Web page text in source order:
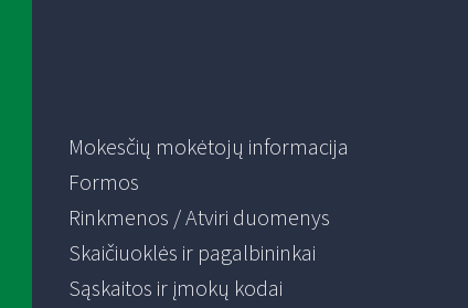
Mokesčių mokėtojų informacija
Formos
Rinkmenos / Atviri duomenys
Skaičiuoklės ir pagalbininkai
Sąskaitos ir įmokų kodai